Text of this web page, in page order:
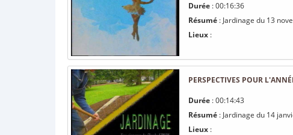
Durée : 00:16:36
Résumé : Jardinage du 13
Lieux :
PERSPECTIVES POUR
Durée : 00:14:43
Résumé : Jardinage du 14
Lieux :